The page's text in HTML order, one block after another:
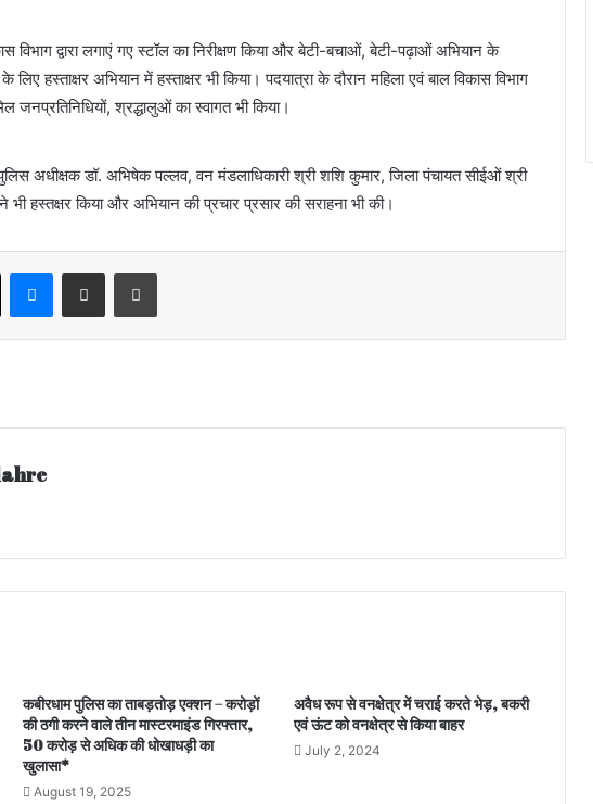
विभाग द्वारा लगाएं गए स्टॉल का निरीक्षण किया और बेटी-बचाओं, बेटी-पढ़ाओं अभियान के
हस्ताक्षर अभियान में हस्ताक्षर भी किया। पदयात्रा के दौरान महिला एवं बाल विकास विभाग
जनप्रतिनिधियों, श्रद्धालुओं का स्वागत भी किया।
अधीक्षक डॉ. अभिषेक पल्लव, वन मंडलाधिकारी श्री शशि कुमार, जिला पंचायत सीईओं श्री
हस्तक्षर किया और अभियान की प्रचार प्रसार की सराहना भी की।
कबीरधाम पुलिस का ताबड़तोड़ एक्शन – करोड़ों
की ठगी करने वाले तीन मास्टरमाइंड गिरफ्तार,
50 करोड़ से अधिक की धोखाधड़ी का
खुलासा*
August 19, 2025
अवैध रूप से वनक्षेत्र में चराई करते भेड़, बकरी
एवं ऊंट को वनक्षेत्र से किया बाहर
July 2, 2024